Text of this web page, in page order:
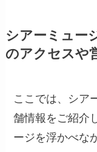
シアーミュー
のアクセスや
ここでは、シア
舗情報をご紹介
ージを浮かべな